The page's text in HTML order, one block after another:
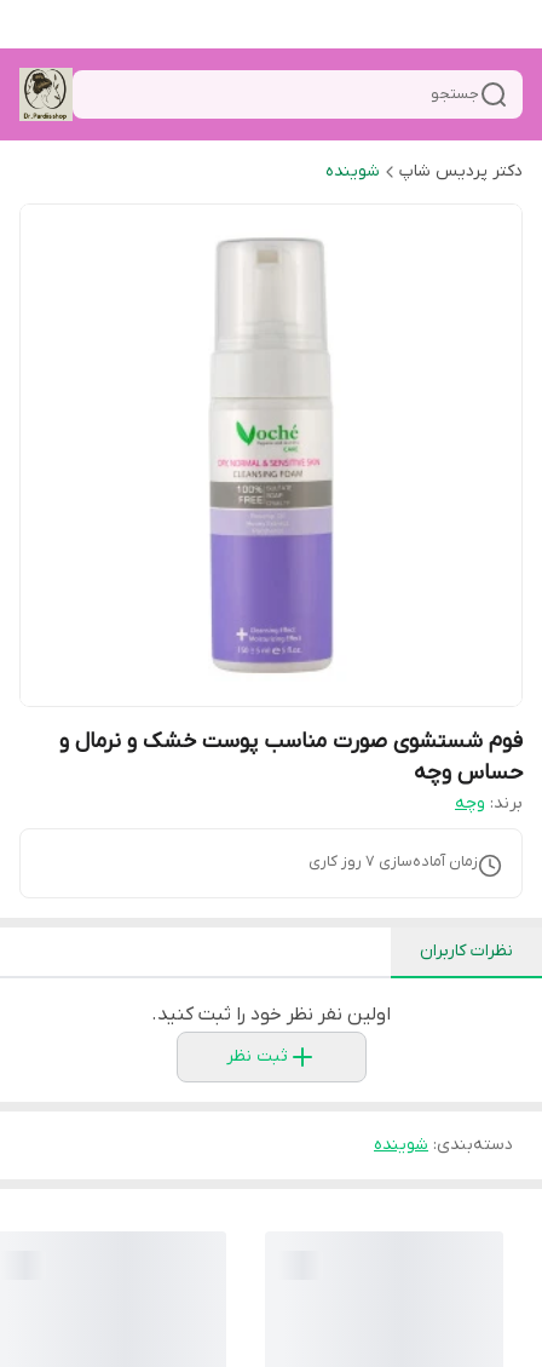
جستجو
دکتر پردیس شاپ شوینده
فوم شستشوی صورت مناسب پوست خشک و نرمال و
حساس وچه
برند: وچه
زمان آماده‌سازی 7 روز کاری
نظرات کاربران
اولین نفر نظر خود را ثبت کنید.
ثبت نظر
دسته‌بندی: شوینده